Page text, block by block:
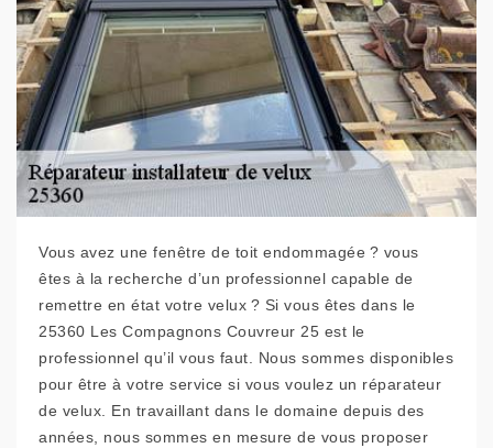
Vous avez une fenêtre de toit endommagée ? vous
êtes à la recherche d’un professionnel capable de
remettre en état votre velux ? Si vous êtes dans le
25360 Les Compagnons Couvreur 25 est le
professionnel qu’il vous faut. Nous sommes disponibles
pour être à votre service si vous voulez un réparateur
de velux. En travaillant dans le domaine depuis des
années, nous sommes en mesure de vous proposer